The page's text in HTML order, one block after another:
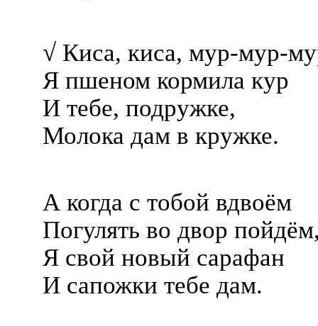
√ Киса, киса, мур-мур-
Я пшеном кормила кур
И тебе, подружке,
Молока дам в кружке.
А когда с тобой вдвоём
Погулять во двор
Я свой новый сарафан
И сапожки тебе дам.